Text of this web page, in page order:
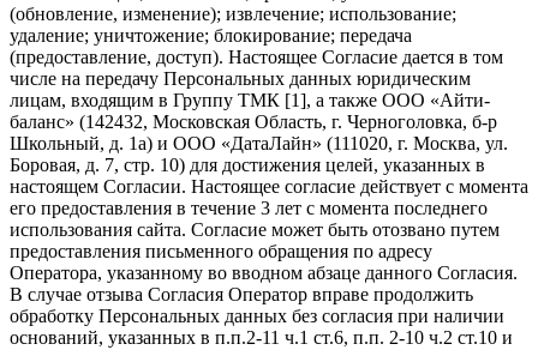
(обновление, изменение); извлечение; использование;
удаление; уничтожение; блокирование; передача
(предоставление, доступ). Настоящее Согласие дается в том
числе на передачу Персональных данных юридическим
лицам, входящим в Группу ТМК [1], а также ООО «Айти-
баланс» (142432, Московская Область, г. Черноголовка, б-р
Школьный, д. 1а) и ООО «ДатаЛайн» (111020, г. Москва, ул.
Боровая, д. 7, стр. 10) для достижения целей, указанных в
настоящем Согласии. Настоящее согласие действует с момента
его предоставления в течение 3 лет с момента последнего
использования сайта. Согласие может быть отозвано путем
предоставления письменного обращения по адресу
Оператора, указанному во вводном абзаце данного Согласия.
В случае отзыва Согласия Оператор вправе продолжить
обработку Персональных данных без согласия при наличии
оснований, указанных в п.п.2-11 ч.1 ст.6, п.п. 2-10 ч.2 ст.10 и